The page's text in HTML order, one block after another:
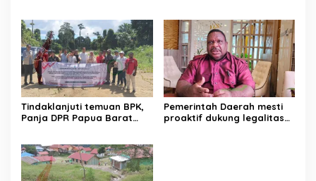
Tindaklanjuti temuan BPK,
Panja DPR Papua Barat
Pemerintah Daerah mesti
proaktif dukung legalitas